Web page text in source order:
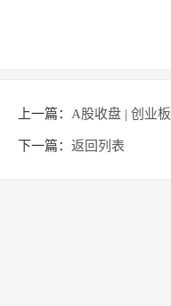
上一篇： A股收盘 | 创业
上涨
下一篇： 返回列表